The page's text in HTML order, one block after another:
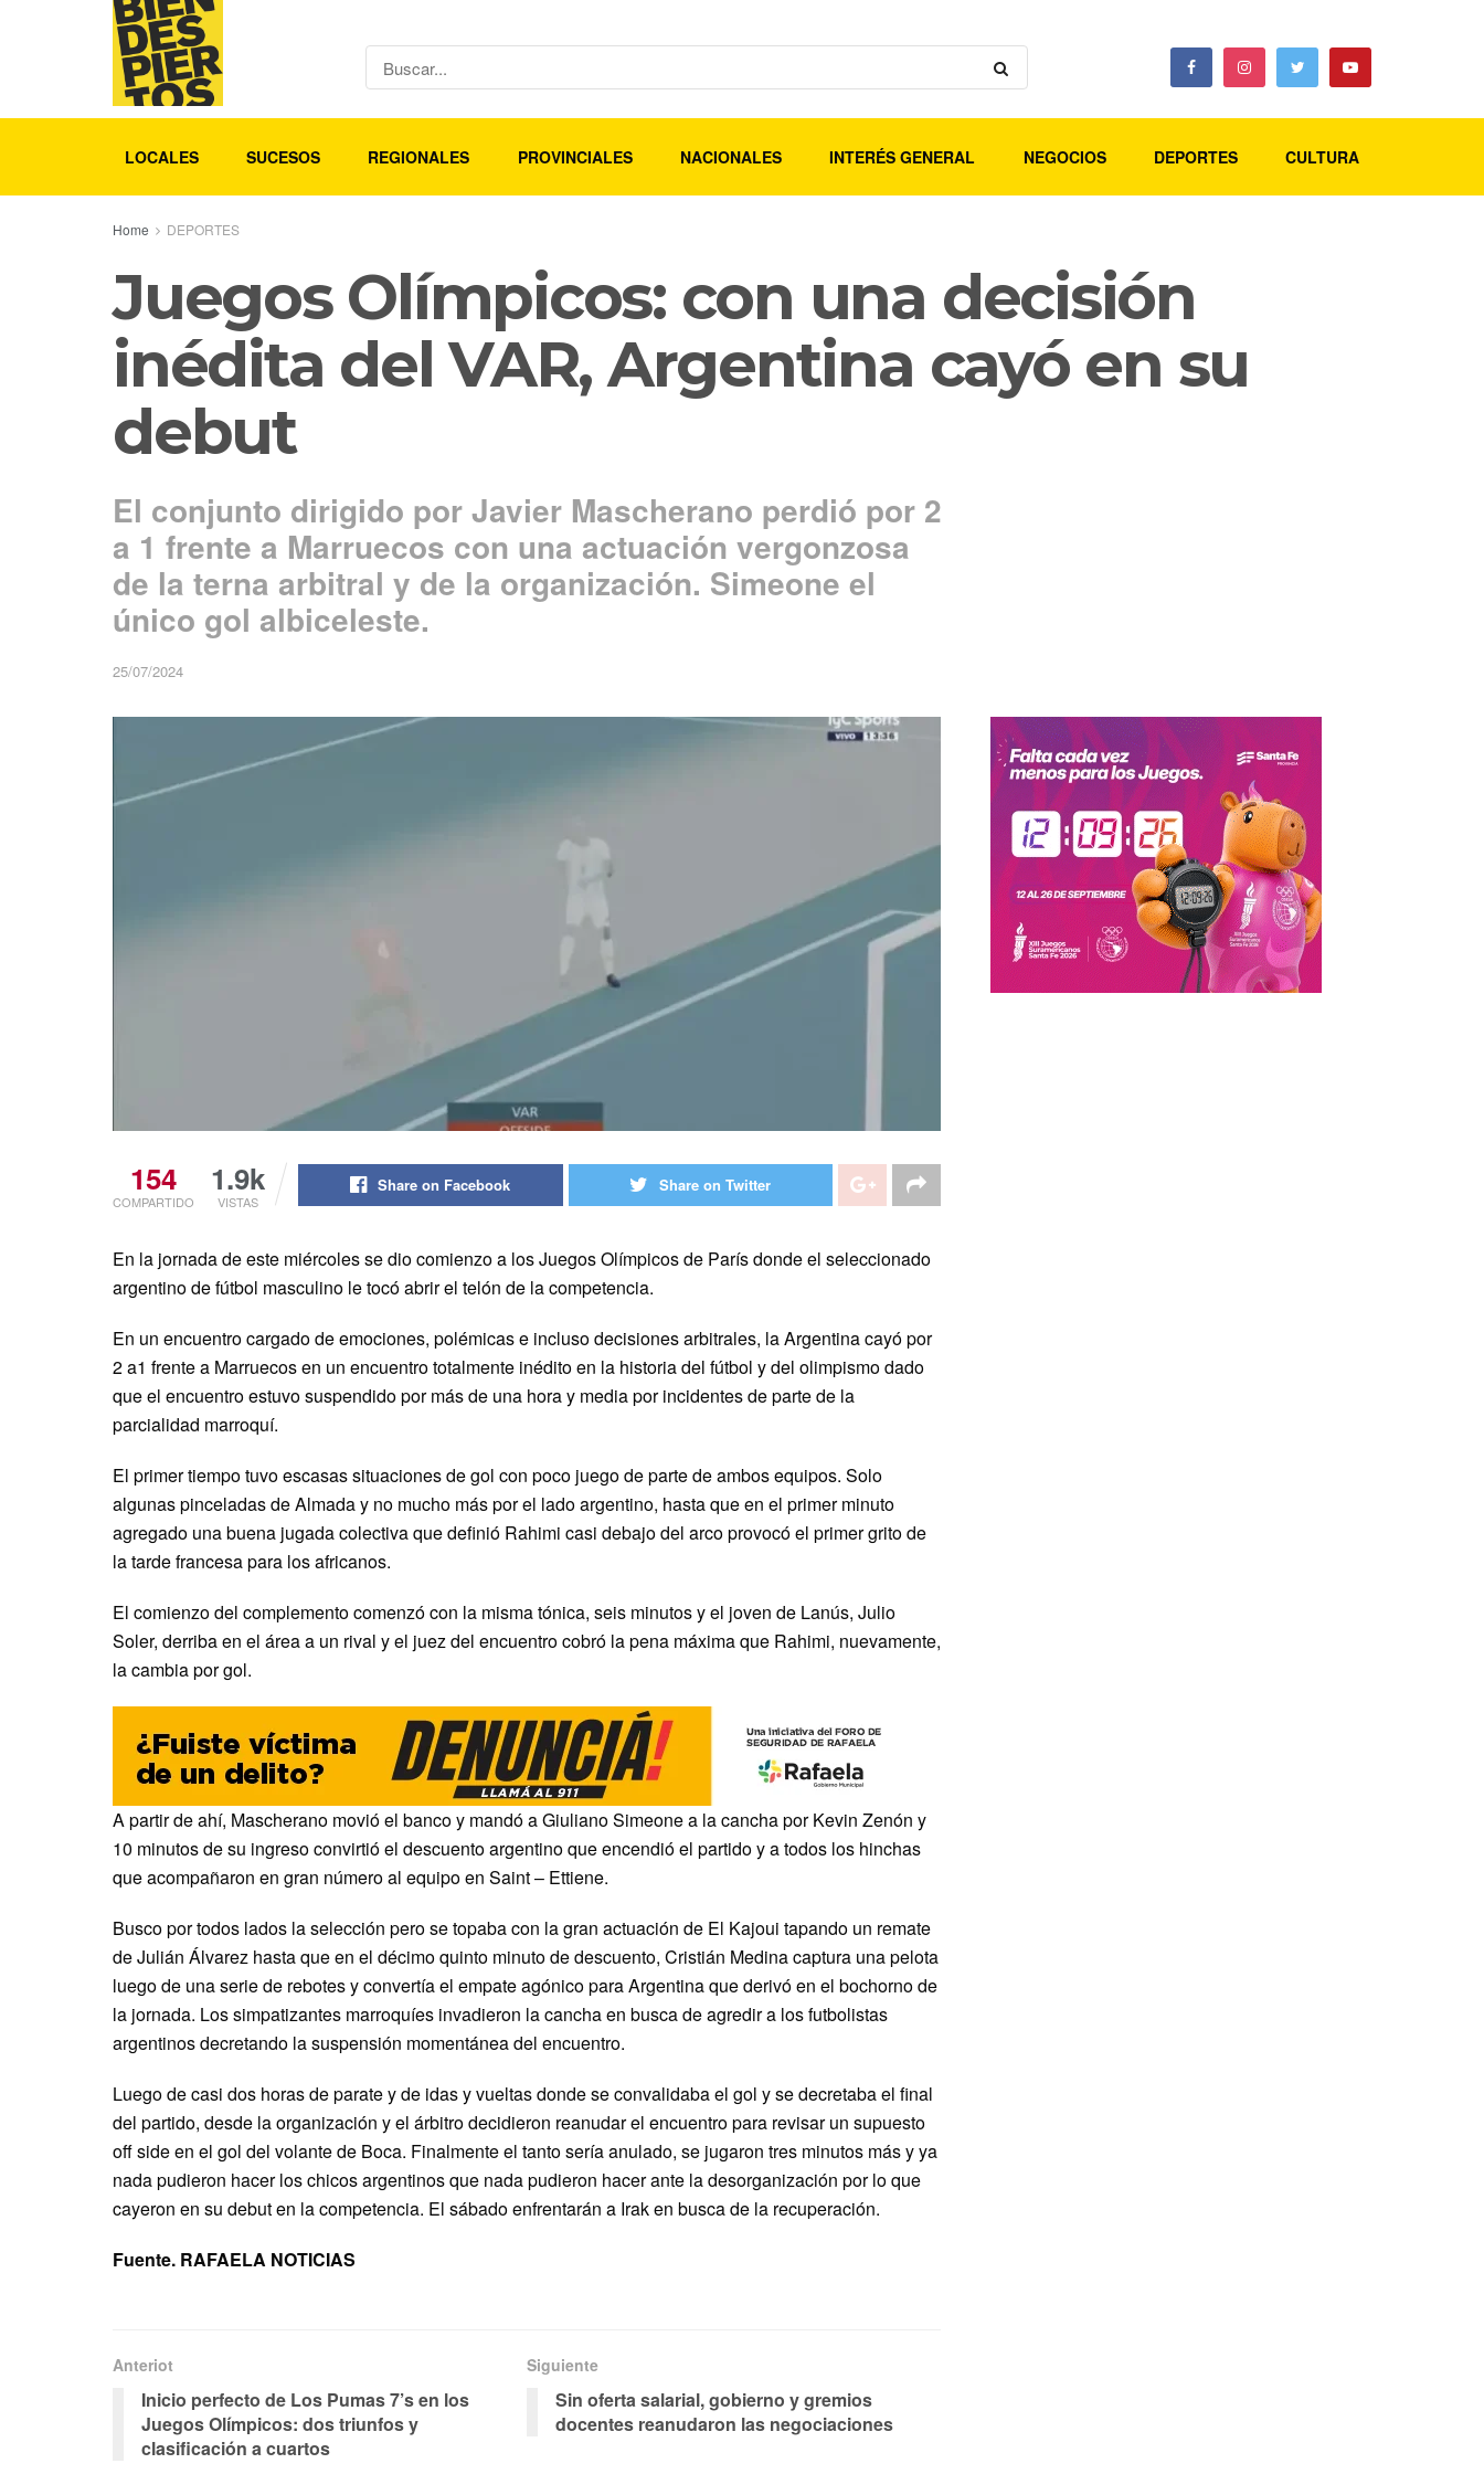
LOCALES SUCESOS REGIONALES PROVINCIALES NACIONALES INTERÉS GENERAL NEGOCIOS DEPORTES CULTURA
Home DEPORTES
Juegos Olímpicos: con una decisión
inédita del VAR, Argentina cayó en su
debut
El conjunto dirigido por Javier Mascherano perdió por 2
a 1 frente a Marruecos con una actuación vergonzosa
de la terna arbitral y de la organización. Simeone el
único gol albiceleste.
25/07/2024
154
COMPARTIDO
1.9k
VISTAS
Share on Facebook Share on Twitter
En la jornada de este miércoles se dio comienzo a los Juegos Olímpicos de París donde el seleccionado
argentino de fútbol masculino le tocó abrir el telón de la competencia.
En un encuentro cargado de emociones, polémicas e incluso decisiones arbitrales, la Argentina cayó por
2 a1 frente a Marruecos en un encuentro totalmente inédito en la historia del fútbol y del olimpismo dado
que el encuentro estuvo suspendido por más de una hora y media por incidentes de parte de la
parcialidad marroquí.
El primer tiempo tuvo escasas situaciones de gol con poco juego de parte de ambos equipos. Solo
algunas pinceladas de Almada y no mucho más por el lado argentino, hasta que en el primer minuto
agregado una buena jugada colectiva que definió Rahimi casi debajo del arco provocó el primer grito de
la tarde francesa para los africanos.
El comienzo del complemento comenzó con la misma tónica, seis minutos y el joven de Lanús, Julio
Soler, derriba en el área a un rival y el juez del encuentro cobró la pena máxima que Rahimi, nuevamente,
la cambia por gol.
A partir de ahí, Mascherano movió el banco y mandó a Giuliano Simeone a la cancha por Kevin Zenón y
10 minutos de su ingreso convirtió el descuento argentino que encendió el partido y a todos los hinchas
que acompañaron en gran número al equipo en Saint – Ettiene.
Busco por todos lados la selección pero se topaba con la gran actuación de El Kajoui tapando un remate
de Julián Álvarez hasta que en el décimo quinto minuto de descuento, Cristián Medina captura una pelota
luego de una serie de rebotes y convertía el empate agónico para Argentina que derivó en el bochorno de
la jornada. Los simpatizantes marroquíes invadieron la cancha en busca de agredir a los futbolistas
argentinos decretando la suspensión momentánea del encuentro.
Luego de casi dos horas de parate y de idas y vueltas donde se convalidaba el gol y se decretaba el final
del partido, desde la organización y el árbitro decidieron reanudar el encuentro para revisar un supuesto
off side en el gol del volante de Boca. Finalmente el tanto sería anulado, se jugaron tres minutos más y ya
nada pudieron hacer los chicos argentinos que nada pudieron hacer ante la desorganización por lo que
cayeron en su debut en la competencia. El sábado enfrentarán a Irak en busca de la recuperación.
Fuente. RAFAELA NOTICIAS
Anteriot
Inicio perfecto de Los Pumas 7’s en los
Juegos Olímpicos: dos triunfos y
clasificación a cuartos
Siguiente
Sin oferta salarial, gobierno y gremios
docentes reanudaron las negociaciones